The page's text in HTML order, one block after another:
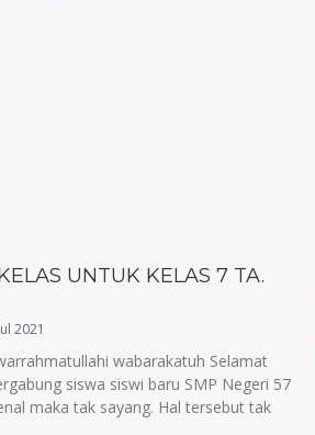
UNTUK KELAS 7 TA.
2021
wabarakatuh Selamat
siswa siswi baru SMP Negeri 57
maka tak sayang. Hal tersebut tak
Marina Hermawati, M.Pd
NIP
197001252008012011